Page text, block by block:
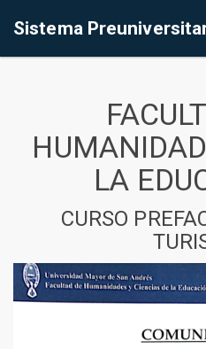
Sistema
LA
CURSO